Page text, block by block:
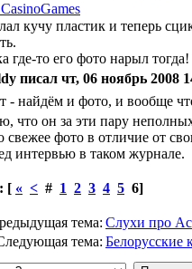
кучу пластик и теперь
где-то его фото нарыл
писал чт, 06 ноябрь 2008
- найдём и фото, и вообще
что он за эти пару
свежее фото в отличие от
интервью в таком журнале.
[ « < # 1 2 3 4 5 6]
тема: Слухи про
тема: Белорусские